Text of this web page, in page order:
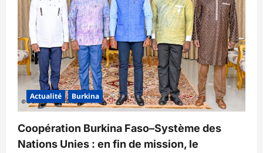
Actualité Burkina
Coopération Burkina Faso–Système des
Nations Unies : en fin de mission, le